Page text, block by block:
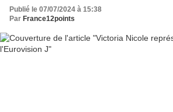
Publié le 07/07/2024 à 15:38
Par France12points